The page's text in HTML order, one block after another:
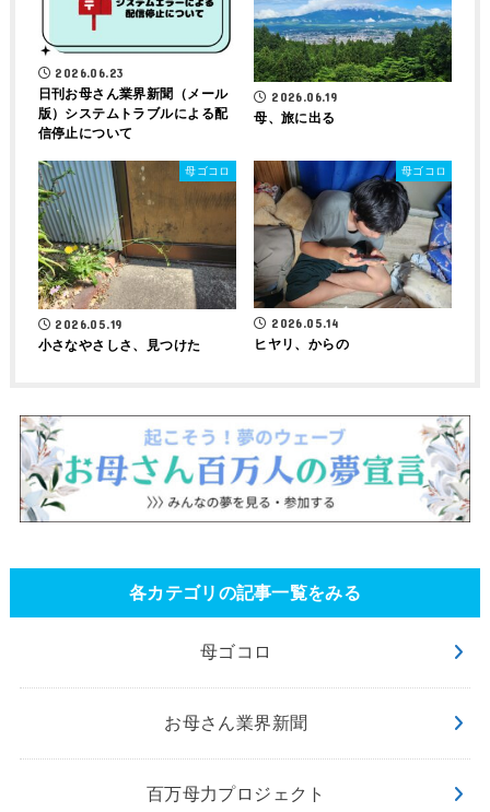
2026.06.23
日刊お母さん業界新聞（メール
版）システムトラブルによる配
信停止について
2026.06.19
母、旅に出る
母ゴコロ
2026.05.19
小さなやさしさ、見つけた
母ゴコロ
2026.05.14
ヒヤリ、からの
各カテゴリの記事一覧をみる
母ゴコロ
お母さん業界新聞
百万母力プロジェクト